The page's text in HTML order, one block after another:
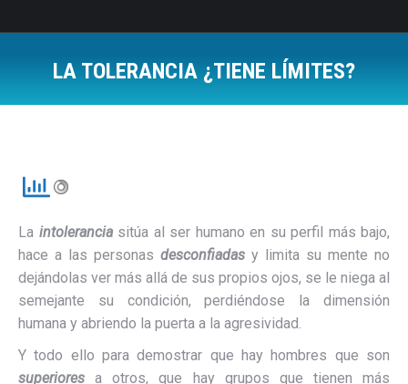
LA TOLERANCIA ¿TIENE LÍMITES?
La intoleranciasitúa al ser humano en su perfil más bajo,
hace a las personas desconfiadas y limita su mente no
dejándolas ver más allá de sus propios ojos, se le niega al
semejante su condición, perdiéndose la dimensión
humana y abriendo la puerta a la agresividad.
Y todo ello para demostrar que hay hombres que son
superioresa otros, que hay grupos que tienen más